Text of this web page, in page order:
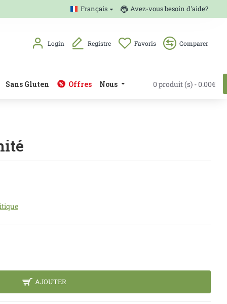
Français Avez-vous besoin d'aide?
Login Registre Favoris Comparer
Sans Gluten Offres Nous 0 produit (s) - 0.00€
AJOUTER